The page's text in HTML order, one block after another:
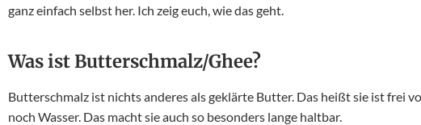
ganz einfach selbst her. Ich zeig euch, wie das geht.
Was ist Butterschmalz/Ghee?
Butterschmalz ist nichts anderes als geklärte Butter. Das heißt sie ist frei
noch Wasser. Das macht sie auch so besonders lange haltbar.